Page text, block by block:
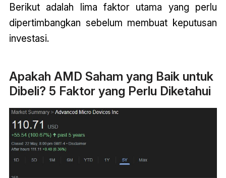
Berikut adalah lima faktor utama yang perlu
dipertimbangkan sebelum membuat keputusan
investasi.
Apakah AMD Saham yang Baik untuk
Dibeli? 5 Faktor yang Perlu Diketahui